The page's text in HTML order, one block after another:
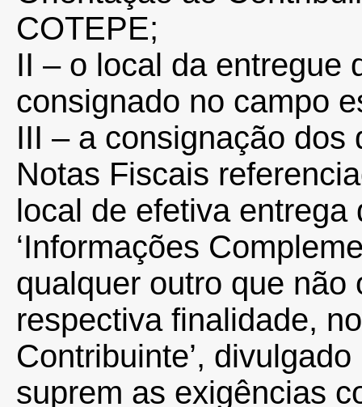
COTEPE;
II – o local da entregue
consignado no campo
III – a consignação dos
Notas Fiscais
local de efetiva
‘Informações
qualquer outro que não
respectiva finalidade,
Contribuinte’,
suprem as exigências